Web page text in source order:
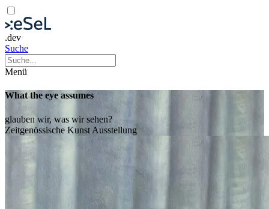
.dev
Suche
Menü
What the eye assumes
glauben wir, was wir sehen?
Zeitgenössische Kunst Ausstellung